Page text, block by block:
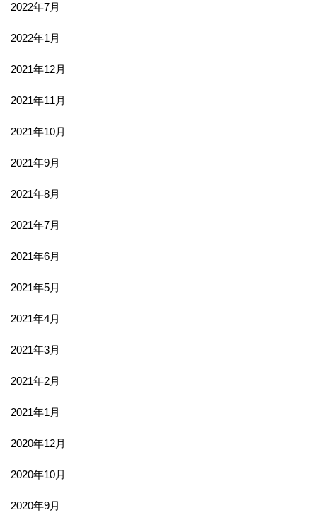
2022年7月
2022年1月
2021年12月
2021年11月
2021年10月
2021年9月
2021年8月
2021年7月
2021年6月
2021年5月
2021年4月
2021年3月
2021年2月
2021年1月
2020年12月
2020年10月
2020年9月